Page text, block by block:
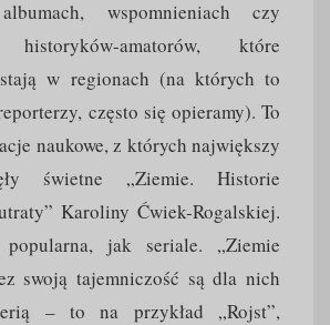
wspomnieniach czy
historyków-amatorów, które
w regionach (na których to
często się opieramy). To
naukowe, z których największy
świetne „Ziemie. Historie
Karoliny Ćwiek-Rogalskiej.
jak seriale. „Ziemie
swoją tajemniczość są dla nich
– to na przykład „Rojst”,